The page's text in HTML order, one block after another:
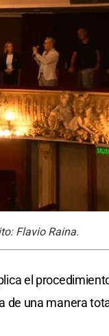
Flavio Raina.
el
de una manera